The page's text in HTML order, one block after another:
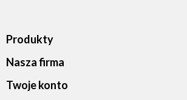
Produkty
Nasza firma
Twoje konto